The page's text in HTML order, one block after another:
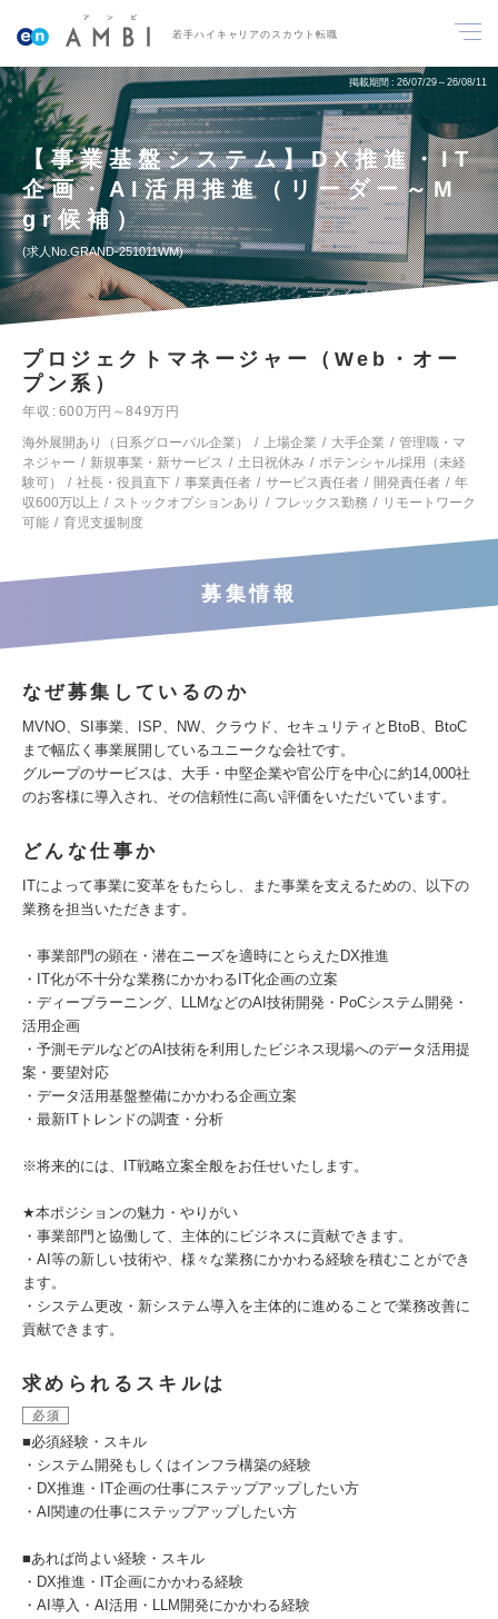
若手ハイキャリアのスカウト転職
掲載期間 26/07/29～26/08/11
【事業基盤システム】DX推進・IT
企画・AI活用推進（リーダー～M
gr候補）
求人No.GRAND-251011WM
プロジェクトマネージャー（Web・オー
プン系）
年収
600万円～849万円
海外展開あり（日系グローバル企業）
上場企業 大手企業
管理職・マ
ネジャー
新規事業・新サービス 土日祝休み
ポテンシャル採用（未経
験可）
社長・役員直下 事業責任者 サービス責任者 開発責任者
年
収600万以上
ストックオプションあり フレックス勤務
リモートワーク
可能
育児支援制度
募集情報
なぜ募集しているのか
MVNO、SI事業、ISP、NW、クラウド、セキュリティとBtoB、BtoC
まで幅広く事業展開しているユニークな会社です。
グループのサービスは、大手・中堅企業や官公庁を中心に約14,000社
のお客様に導入され、その信頼性に高い評価をいただいています。
どんな仕事か
ITによって事業に変革をもたらし、また事業を支えるための、以下の
業務を担当いただきます。
・事業部門の顕在・潜在ニーズを適時にとらえたDX推進
・IT化が不十分な業務にかかわるIT化企画の立案
・ディープラーニング、LLMなどのAI技術開発・PoCシステム開発・
活用企画
・予測モデルなどのAI技術を利用したビジネス現場へのデータ活用提
案・要望対応
・データ活用基盤整備にかかわる企画立案
・最新ITトレンドの調査・分析
※将来的には、IT戦略立案全般をお任せいたします。
★本ポジションの魅力・やりがい
・事業部門と協働して、主体的にビジネスに貢献できます。
・AI等の新しい技術や、様々な業務にかかわる経験を積むことができ
ます。
・システム更改・新システム導入を主体的に進めることで業務改善に
貢献できます。
求められるスキルは
必須
■必須経験・スキル
・システム開発もしくはインフラ構築の経験
・DX推進・IT企画の仕事にステップアップしたい方
・AI関連の仕事にステップアップしたい方
■あれば尚よい経験・スキル
・DX推進・IT企画にかかわる経験
・AI導入・AI活用・LLM開発にかかわる経験